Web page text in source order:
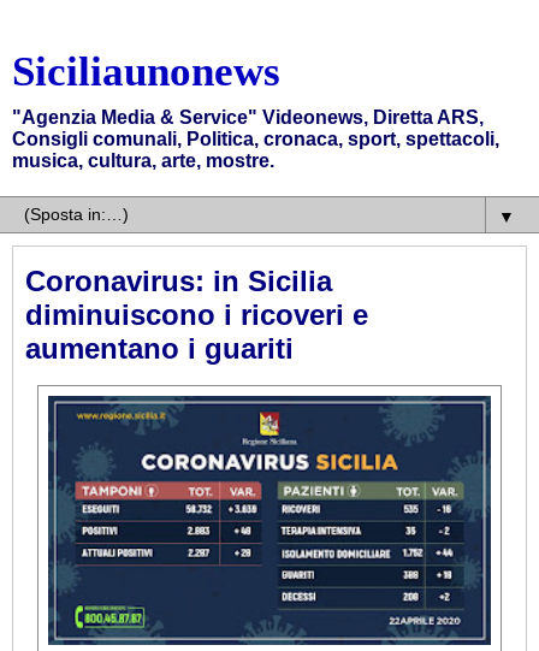
Siciliaunonews
"Agenzia Media & Service" Videonews, Diretta ARS,
Consigli comunali, Politica, cronaca, sport, spettacoli,
musica, cultura, arte, mostre.
▼
Coronavirus: in Sicilia
diminuiscono i ricoveri e
aumentano i guariti